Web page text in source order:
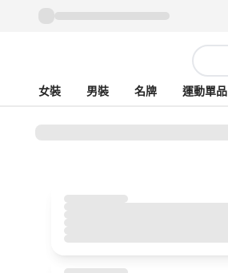
女裝 男裝 名牌 運動單品